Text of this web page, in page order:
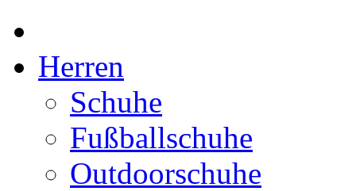
Herren
Schuhe
Fußballschuhe
Outdoorschuhe